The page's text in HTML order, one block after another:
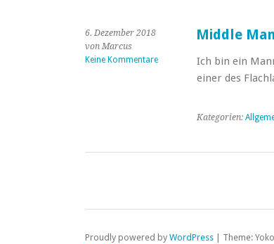
6. Dezember 2018
von Marcus
Keine Kommentare
Middle Man
Ich bin ein
einer des
Kategorien:
Proudly powered by WordPress Theme: